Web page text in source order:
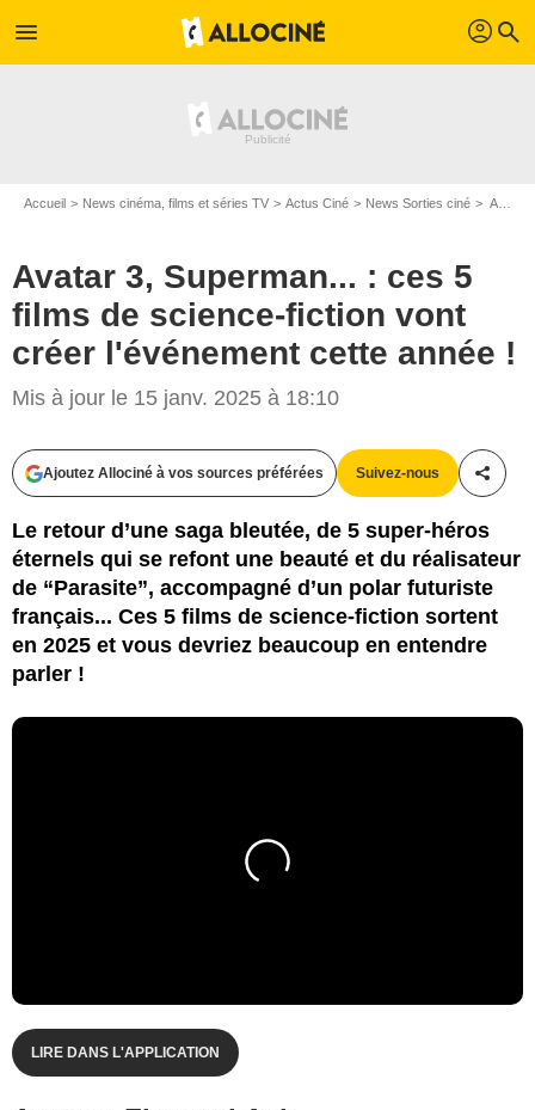
menu profil search
Accueil News cinéma, films et séries TV Actus Ciné News Sorties ciné Avatar 3, Superman... : ces 5 films de science-fiction vont créer l'événement cette année !
Avatar 3, Superman... : ces 5
films de science-fiction vont
créer l'événement cette année !
Mis à jour le 15 janv. 2025 à 18:10
Ajoutez Allociné à vos sources préférées Suivez-nous
Le retour d’une saga bleutée, de 5 super-héros
éternels qui se refont une beauté et du réalisateur
de “Parasite”, accompagné d’un polar futuriste
français... Ces 5 films de science-fiction sortent
en 2025 et vous devriez beaucoup en entendre
parler !
LIRE DANS L'APPLICATION